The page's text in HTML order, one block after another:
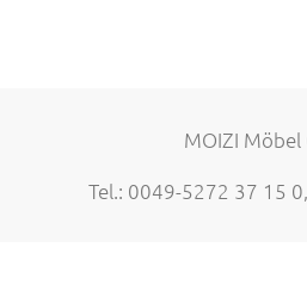
MOIZI
Tel.: 0049-5272 37 15